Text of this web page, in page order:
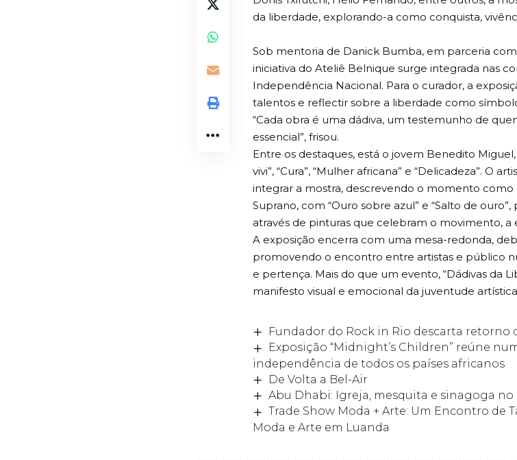
da liberdade, explorando-a como conquista,
Sob mentoria de Danick Bumba, em parceria
iniciativa do Ateliê Belnique surge integrada nas
Independência Nacional. Para o curador, a
talentos e reflectir sobre a liberdade como
“Cada obra é uma dádiva, um testemunho de
essencial”, frisou.
Entre os destaques, está o jovem Benedito Miguel,
vivi”, “Cura”, “Mulher africana” e “Delicadeza”. O
integrar a mostra, descrevendo o momento
Suprano, com “Ouro sobre azul” e “Salto de
através de pinturas que celebram o movimento, a
A exposição encerra com uma mesa-redonda,
promovendo o encontro entre artistas e público
e pertença. Mais do que um evento, “Dádivas da
manifesto visual e emocional da juventude
Fundador do Rock in Rio descarta retorno
Exposição “Midnight’s Children” reúne
independência de todos os países africanos
De Volta a Bel-Air
Abu Dhabi: Igreja, mesquita e sinagoga no
Trade Show Moda + Arte: Um Encontro de
Moda e Arte em Luanda